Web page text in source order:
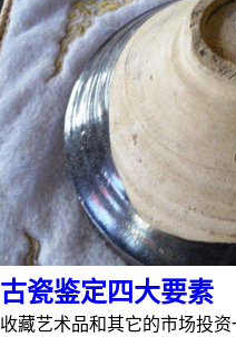
古瓷鉴定四大要素
收藏艺术品和其它的市场投